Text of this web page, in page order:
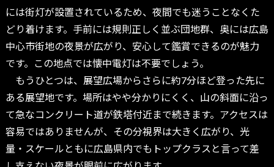
には街灯が設置されているため、夜間でも迷うことなくた
どり着けます。手前には規則正しく並ぶ団地群、奥には広島
中心市街地の夜景が広がり、安心して鑑賞できるのが魅力
です。この地点では懐中電灯は不要でしょう。
もうひとつは、展望広場からさらに約7分ほど登った先に
ある展望地です。場所はやや分かりにくく、山の斜面に沿っ
て急なコンクリート道が鉄塔付近まで続きます。アクセスは
容易ではありませんが、その分視界は大きく広がり、光
量・スケールともに広島県内でもトップクラスと言って差